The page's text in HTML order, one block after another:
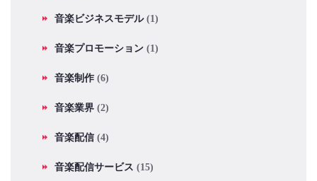
音楽ビジネスモデル(1)
音楽プロモーション (1)
音楽制作 (6)
音楽業界 (2)
音楽配信 (4)
音楽配信サービス (15)